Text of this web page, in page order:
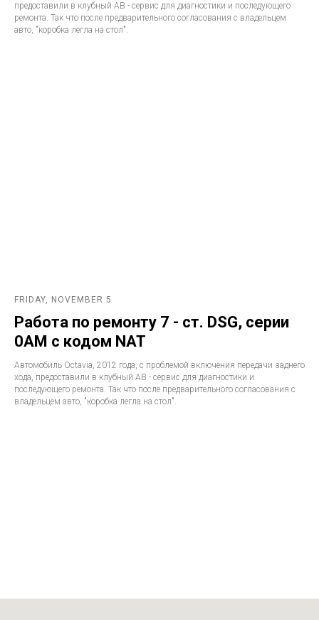
предоставили в клубный АВ - сервис для диагностики и последующего
ремонта. Так что после предварительного согласования с владельцем
авто, "коробка легла на стол".
FRIDAY, NOVEMBER 5
Работа по ремонту 7 - ст. DSG, серии
0AM с кодом NAT
Автомобиль Octavia, 2012 года, с проблемой включения передачи заднего
хода, предоставили в клубный АВ - сервис для диагностики и
последующего ремонта. Так что после предварительного согласования с
владельцем авто, "коробка легла на стол".